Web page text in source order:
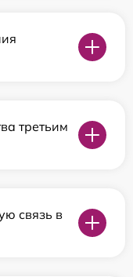
третьим
связь в